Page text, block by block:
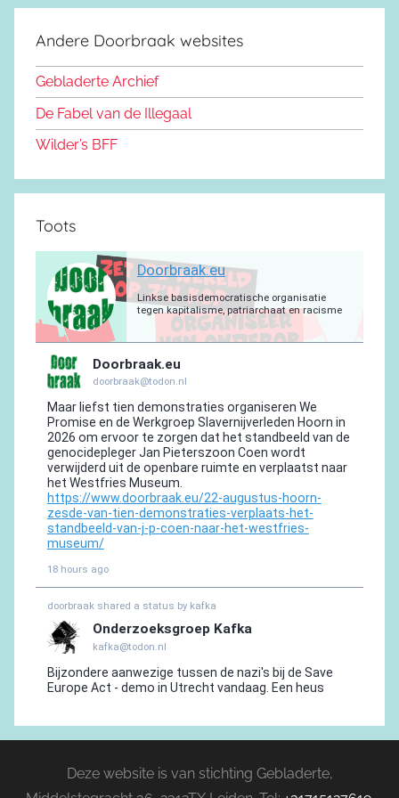
o
n
s
u
g
s
a
b
o
o
Andere Doorbraak websites
Gebladerte Archief
De Fabel van de Illegaal
Wilder’s BFF
Toots
Deze website is van stichting Gebladerte,